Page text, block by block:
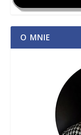
O MNIE